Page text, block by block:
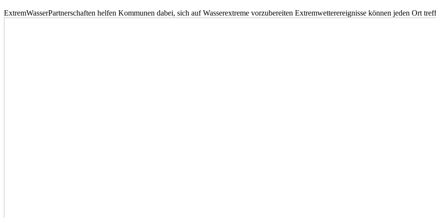
ExtremWasserPartnerschaften helfen Kommunen dabei, sich auf Wasserextreme vorzubereiten Extremwetterereignisse können jeden Ort